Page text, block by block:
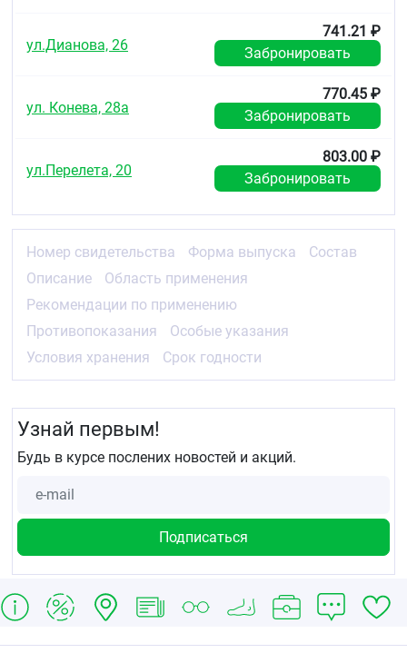
Условия хранения
Хранить в сухом, недоступном для детей месте при
Срок годности
ул.Дианова, 26
741.21 ₽
Забронировать
ул. Конева, 28а
770.45 ₽
Забронировать
ул.Перелета, 20
803.00 ₽
Забронировать
Номер свидетельства Форма выпуска
Состав
Описание
Область применения
Рекомендации по применению
Противопоказания
Особые указания
Условия хранения
Срок годности
Узнай первым!
Будь в курсе послених новостей и акций.